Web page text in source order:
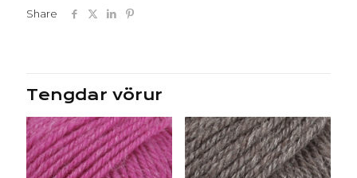
Share
Tengdar vörur